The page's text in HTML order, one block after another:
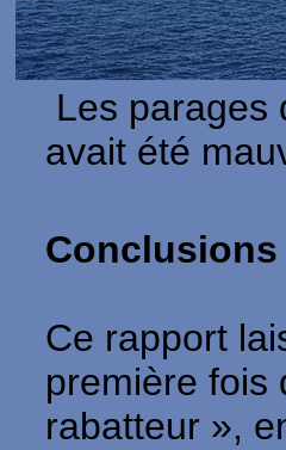
Les parages
avait été
Conclusions
Ce rapport
première fois
rabatteur »,